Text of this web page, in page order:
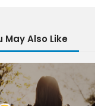
May Also Like